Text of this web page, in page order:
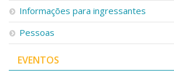
Informações para ingressantes
Pessoas
EVENTOS